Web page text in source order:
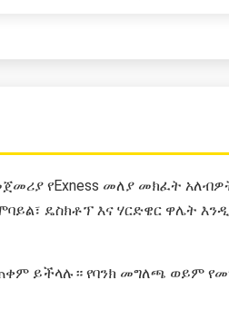
የExness መለያ መክፈት
ዴስክቶፕ እና ሃርድዌር ዋሌት
ይችላሉ። የባንክ መግለጫ ወይም